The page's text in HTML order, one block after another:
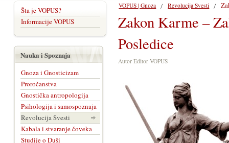
VOPUS | Gnoza Revolucija Svesti
Zakon Karme –
Posledice
Autor Editor VOPUS
Šta je VOPUS?
Informacije VOPUS
Nauka i Spoznaja
Gnoza i Gnosticizam
Proročanstva
Gnostička antropologija
Psihologija i samospoznaja
Revolucija Svesti
Kabala i stvaranje čoveka
Studije o Duši